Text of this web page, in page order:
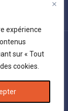
expérience
sur « Tout
cookies.
droits
de